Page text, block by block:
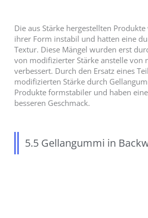
Die aus Stärke hergestellten
ihrer Form instabil und hatten eine
Textur. Diese Mängel wurden erst
von modifizierter Stärke anstelle von
verbessert. Durch den Ersatz eines
modifizierten Stärke durch
Produkte formstabiler und haben
besseren Geschmack.
5.5 Gellangummi in